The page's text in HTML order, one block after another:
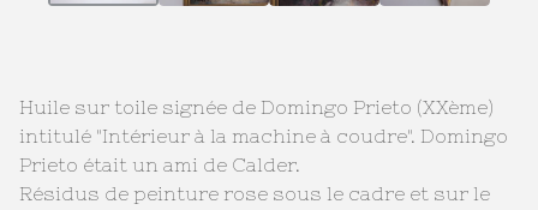
Huile sur toile signée de Domingo Prieto (XXème)
intitulé "Intérieur à la machine à coudre". Domingo
Prieto était un ami de Calder.
Résidus de peinture rose sous le cadre et sur le